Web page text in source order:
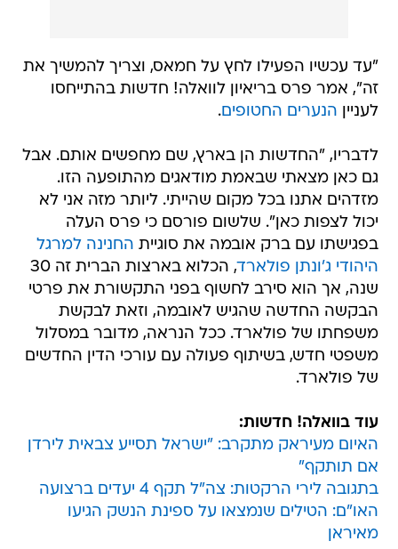
לענייןהנערים החטופים .
לדבריו, "החדשות הן בארץ, שם מחפשים אותם. אבל
מזדהים אתנו בכל מקום שהייתי. ליותר מזה אני לא
יכול לצפות כאן". שלשום פורסם כי פרס העלה
בפגישתו עם ברק אובמה את סוגייתהחנינה למרגל
היהודי ג'ונתן פולארד
שנה, אך הוא סירב לחשוף בפני התקשורת את פרטי
הבקשה החדשה שהגיש לאובמה, וזאת לבקשת
משפחתו של פולארד. ככל הנראה, מדובר במסלול
משפטי חדש, בשיתוף פעולה עם עורכי הדין החדשים
של פולארד.
עוד בוואלה! חדשות:
אם תותקף"
בתגובה לירי הרקטות: צה"ל תקף 4 יעדים ברצועה
האו"ם: הטילים שנמצאו על ספינת הנשק הגיעו
מאיראן
פרס הביע בריאיון התנגדות לחוק ההזנה בכפייה